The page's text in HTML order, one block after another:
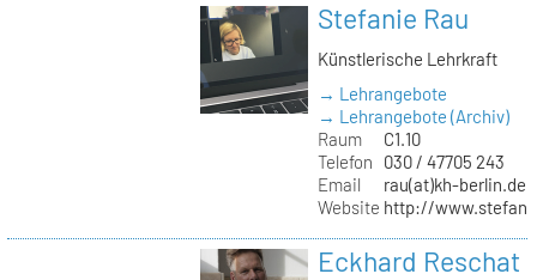
Stefanie Rau
Künstlerische Lehrkraft
→ Lehrangebote
→ Lehrangebote (Archiv)
Raum
C1.10
Telefon
030 / 47705 243
Email
rau(at)kh-berlin.de
Website http://
Eckhard Reschat